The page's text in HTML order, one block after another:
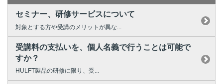
セミナー、研修サービスについて
対象とする方や受講のメリットが異な...
受講料の支払いを、個人名義で行うことは可能で
すか？
HULFT製品の研修に限り、受...